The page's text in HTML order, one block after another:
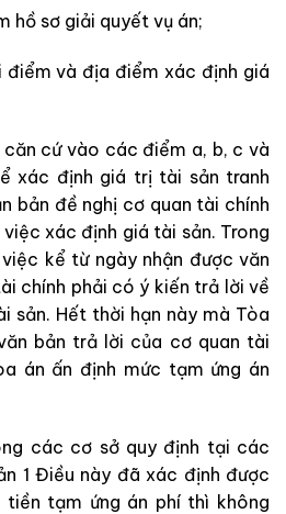
hồ sơ giải quyết vụ án;
và địa điểm xác định giá
cứ vào các điểm a, b, c và
xác định giá trị tài sản tranh
bản đề nghị cơ quan tài chính
xác định giá tài sản. Trong
kể từ ngày nhận được văn
chính phải có ý kiến trả lời về
sản. Hết thời hạn này mà Tòa
bản trả lời của cơ quan tài
án ấn định mức tạm ứng án
các cơ sở quy định tại các
1 Điều này đãxác định được
tạm ứng án phí thì không